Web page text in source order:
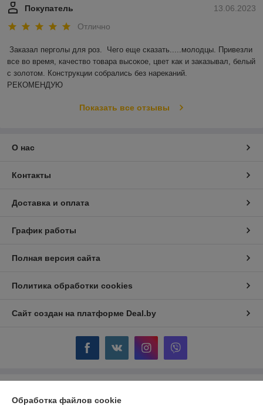
13.06.2023
Покупатель
Отлично
Заказал перголы для роз.  Чего еще сказать.....молодцы. Привезли
все во время, качество товара высокое, цвет как и заказывал, белый
с золотом. Конструкции собрались без нареканий.
РЕКОМЕНДУЮ
Показать все отзывы
О нас
Контакты
Доставка и оплата
График работы
Полная версия сайта
Политика обработки cookies
Сайт создан на платформе Deal.by
Обработка файлов cookie